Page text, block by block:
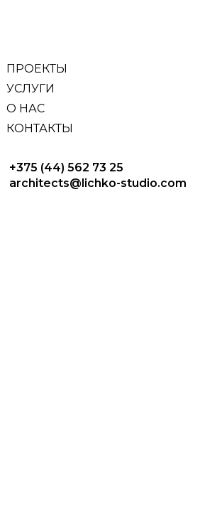
ПРОЕКТЫ
+375 (44) 562 73 25
architects@lichko-studio.com
УСЛУГИ
О НАС
КОНТАКТЫ